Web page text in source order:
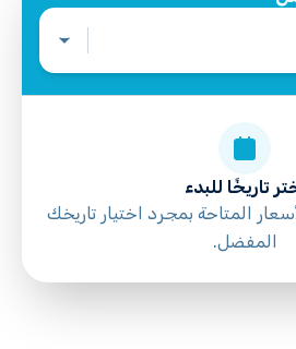
تاريخًا للبدء
المتاحة بمجرد اختيار تاريخك
المفضل.